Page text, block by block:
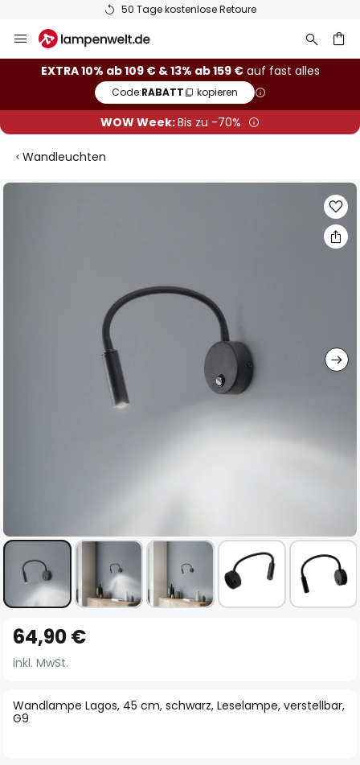
50 Tage kostenlose Retoure
Inhalt
springen
EXTRA 10% ab 109 € & 13% ab 159 €auf fast alles
Code:RABATT kopieren
WOW Week:Bis zu -70%
Wandleuchten
Zum
Anfang
der
springen
Wandlampe Lagos, 45 cm, schwarz, Leselampe, verstellbar,
G9
64,90 €
inkl. MwSt.